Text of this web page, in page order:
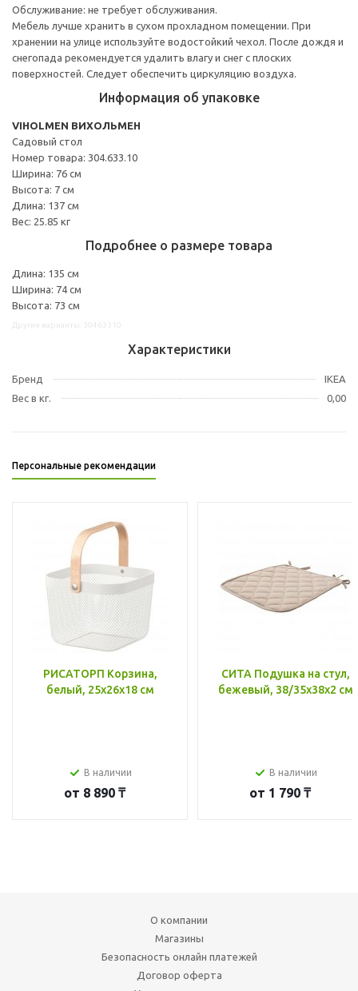
Обслуживание: не требует обслуживания.
Мебель лучше хранить в сухом прохладном помещении. При
хранении на улице используйте водостойкий чехол. После дождя и
снегопада рекомендуется удалить влагу и снег с плоских
поверхностей. Следует обеспечить циркуляцию воздуха.
Информация об упаковке
VIHOLMEN ВИХОЛЬМЕН
Садовый стол
Номер товара: 304.633.10
Ширина: 76 см
Высота: 7 см
Длина: 137 см
Вес: 25.85 кг
Подробнее о размере товара
Длина: 135 см
Ширина: 74 см
Высота: 73 см
Характеристики
Бренд
IKEA
Вес в кг.
0,00
Персональные рекомендации
РИСАТОРП Корзина,
белый, 25x26x18 см
В наличии
от 8 890 ₸
СИТА Подушка на стул,
бежевый, 38/35x38x2 см
В наличии
от 1 790 ₸
О компании
Магазины
Безопасность онлайн платежей
Договор оферта